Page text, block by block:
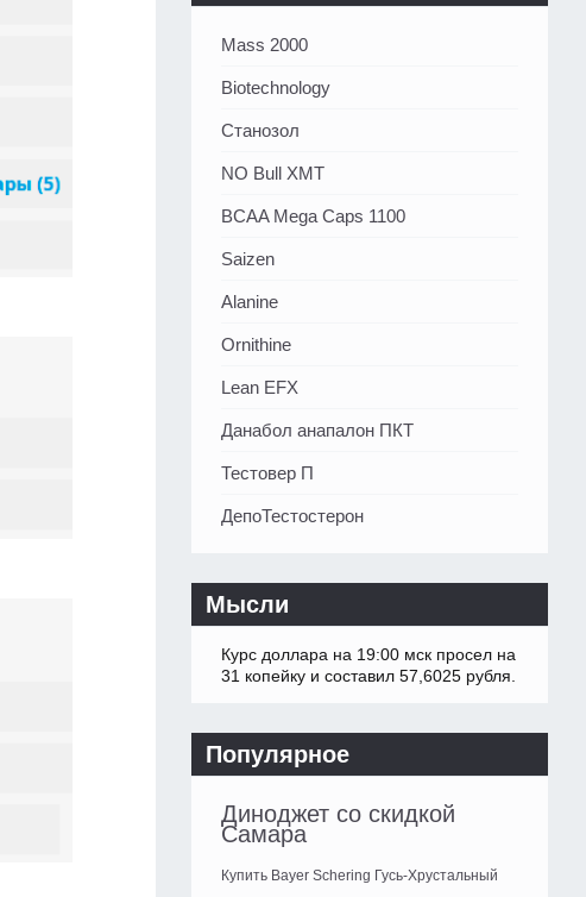
Mass 2000
Biotechnology
Станозол
NO Bull XMT
BCAA Mega Caps 1100
Saizen
Alanine
Ornithine
Lean EFX
Данабол анапалон ПКТ
Тестовер П
ДепоТестостерон
Мысли
Курс доллара на 19:00 мск просел на
31 копейку и составил 57,6025 рубля.
Популярное
Диноджет со скидкой
Самара
Купить Bayer Schering Гусь-Хрустальный